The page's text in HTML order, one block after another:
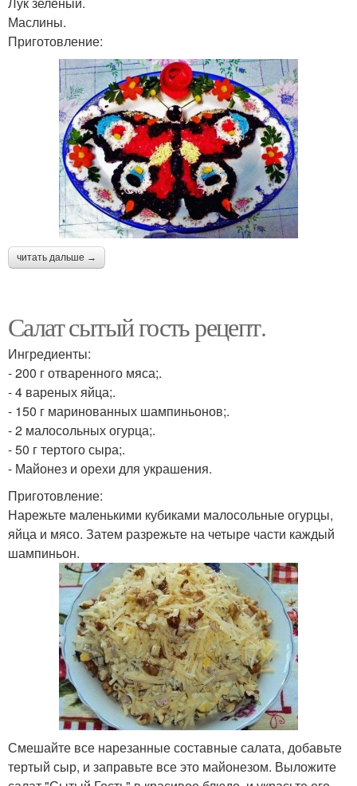
Маслины.
Приготовление:
читать дальше →
Салат сытый гость рецепт.
Ингредиенты:
- 200 г отваренного мяса;.
- 4 вареных яйца;.
- 150 г маринованных шампиньонов;.
- 2 малосольных огурца;.
- 50 г тертого сыра;.
- Майонез и орехи для украшения.
Приготовление:
Нарежьте маленькими кубиками малосольные огурцы,
яйца и мясо. Затем разрежьте на четыре части каждый
шампиньон.
Смешайте все нарезанные составные салата, добавьте
тертый сыр, и заправьте все это майонезом. Выложите